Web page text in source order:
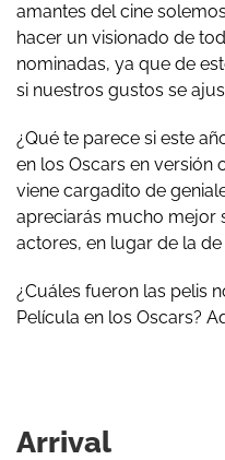
amantes del cine
hacer un visionado de
nominadas, ya que de
si nuestros gustos se
¿Qué te parece si este
en los Oscars en versión
viene cargadito de
apreciarás mucho mejor
actores, en lugar de la
¿Cuáles fueron las pelis
Película en los Oscars?
Arrival